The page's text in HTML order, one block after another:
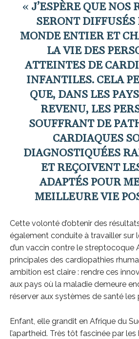
« J’ESPÈRE QUE NOS
SERONT DIFFUSÉS
MONDE ENTIER ET
LA VIE DES
ATTEINTES DE
INFANTILES. CELA
QUE, DANS LES
REVENU, LES
SOUFFRANT DE
CARDIAQUES
DIAGNOSTIQUÉES
ET REÇOIVENT
ADAPTÉS POUR
MEILLEURE VIE
Cette volonté d’obtenir des
également conduite à travailler sur
d’un vaccin contre le streptocoque
principales des cardiopathies
ambition est claire : rendre ces
aux pays où la maladie demeure
réserver aux systèmes de santé les
Enfant, elle grandit en Afrique du
l’apartheid. Très tôt fascinée par